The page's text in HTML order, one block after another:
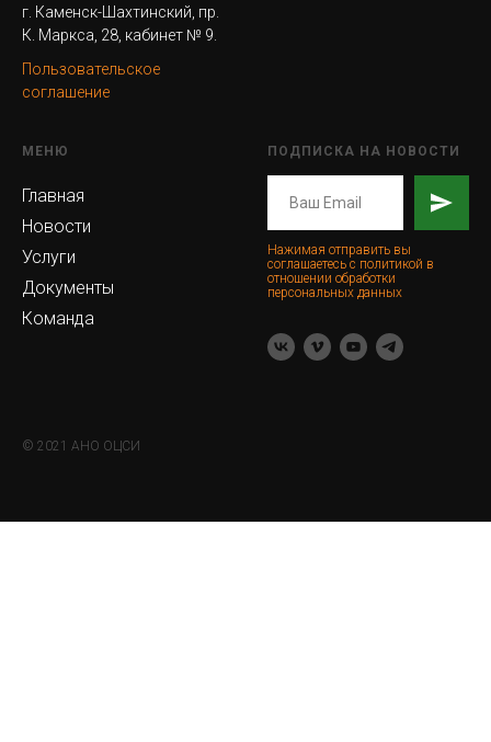
г. Каменск-Шахтинский, пр.
К. Маркса, 28, кабинет № 9.
Пользовательское
соглашение
МЕНЮ
Главная
Новости
Услуги
Документы
Команда
ПОДПИСКА НА НОВОСТИ
Нажимая отправить вы
соглашаетесь с политикой в
отношении обработки
персональных данных
© 2021 АНО ОЦСИ